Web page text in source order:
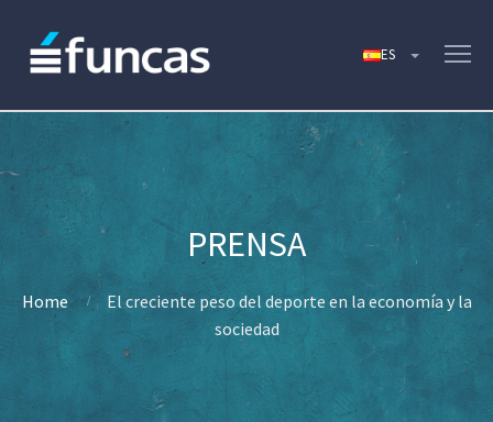
Home
El creciente peso del deporte en la economía y la
sociedad